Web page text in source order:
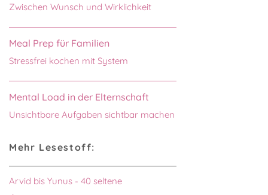
Zwischen Wunsch und Wirklichkeit
Meal Prep für Familien
Stressfrei kochen mit System
Mental Load in der Elternschaft
Unsichtbare Aufgaben sichtbar machen
Mehr Lesestoff:
Arvid bis Yunus - 40 seltene